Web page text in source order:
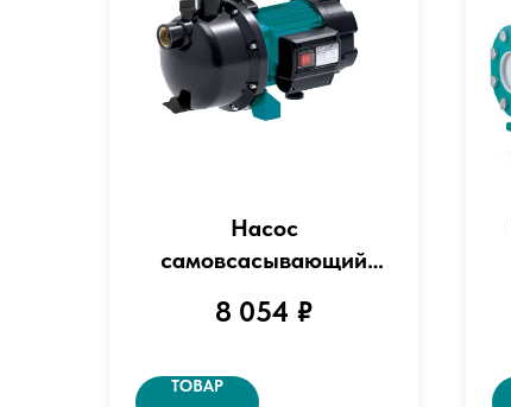
Насос
самовсасывающий
8 054 ₽
ТОВАР